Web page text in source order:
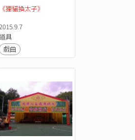
《狸貓換太子》
具
戲曲